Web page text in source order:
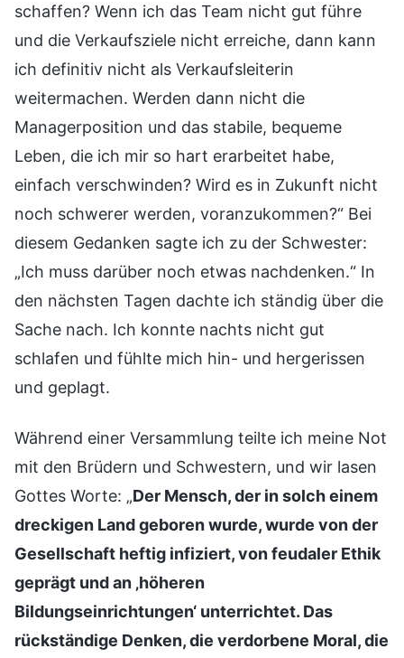
schaffen? Wenn ich das Team nicht gut führe
und die Verkaufsziele nicht erreiche, dann kann
ich definitiv nicht als Verkaufsleiterin
weitermachen. Werden dann nicht die
Managerposition und das stabile, bequeme
Leben, die ich mir so hart erarbeitet habe,
einfach verschwinden? Wird es in Zukunft nicht
noch schwerer werden, voranzukommen?“ Bei
diesem Gedanken sagte ich zu der Schwester:
„Ich muss darüber noch etwas nachdenken.“ In
den nächsten Tagen dachte ich ständig über die
Sache nach. Ich konnte nachts nicht gut
schlafen und fühlte mich hin- und hergerissen
und geplagt.
Während einer Versammlung teilte ich meine Not
mit den Brüdern und Schwestern, und wir lasen
Gottes Worte: „Der Mensch, der in solch einem
dreckigen Land geboren wurde, wurde von der
Gesellschaft heftig infiziert, von feudaler Ethik
geprägt und an ‚höheren
Bildungseinrichtungen‘ unterrichtet. Das
rückständige Denken, die verdorbene Moral, die